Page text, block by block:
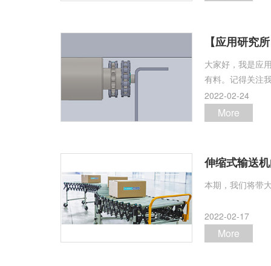
【应用研究
大家好，我是应
有料。记得关注
2022-02-24
More
伸缩式输送
本期，我们将带
2022-02-17
More